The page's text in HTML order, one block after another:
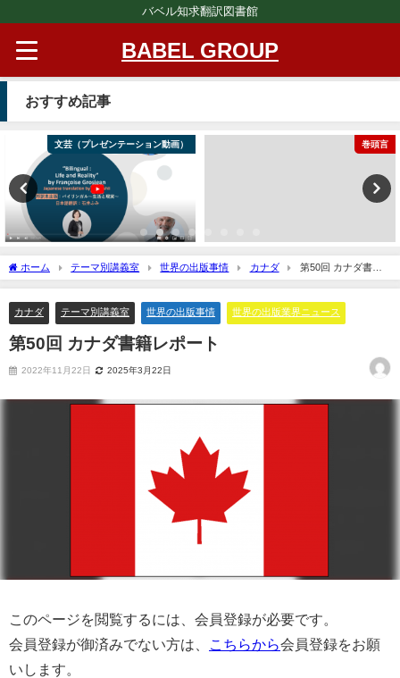
バベル知求翻訳図書館
BABEL GROUP
おすすめ記事
文芸（プレゼンテーション動画） 巻頭言
ホーム テーマ別講義室 世界の出版事情 カナダ
第50回 カナダ書籍
レポート
カナダ テーマ別講義室 世界の出版事情 世界の出版業界ニュース
第50回 カナダ書籍レポート
2022年11月22日 2025年3月22日
このページを閲覧するには、会員登録が必要です。
会員登録が御済みでない方は、
こちらから会員登録をお願
いします。